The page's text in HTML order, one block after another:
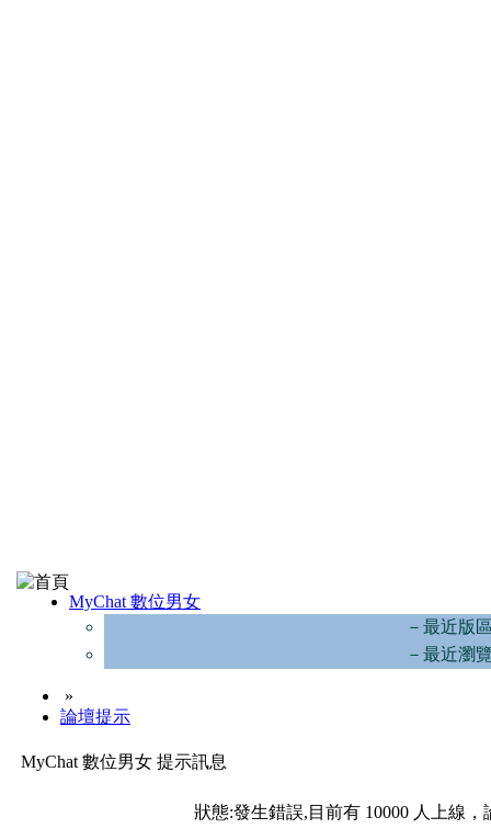
MyChat 數位男女
－最近版
－最近瀏
»
論壇提示
MyChat 數位男女 提示訊息
狀態:發生錯誤,目前有 10000 人上線